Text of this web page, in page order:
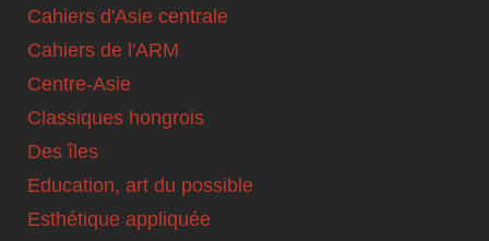
Cahiers d'Asie centrale
Cahiers de l'ARM
Centre-Asie
Classiques hongrois
Des îles
Education, art du possible
Esthétique appliquée